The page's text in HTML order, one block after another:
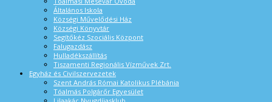
Általános Iskola
Községi Művelődési Ház
Községi Könyvtár
Segítőkéz Szociális Központ
Falugazdász
Hulladékszállítás
Tiszamenti Regionális Vízművek Zrt.
Egyház és Civilszervezetek
Szent András Római Katolikus Plébánia
Tóalmás Polgárőr Egyesület